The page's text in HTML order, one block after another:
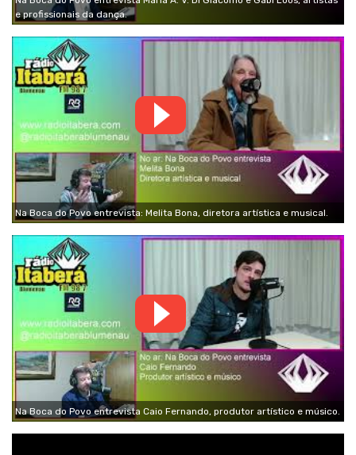
e profissionais da dança.
Na Boca do Povo entrevista: Melita Bona, diretora artística e musical.
Na Boca do Povo entrevista Caio Fernando, produtor artístico e músico.